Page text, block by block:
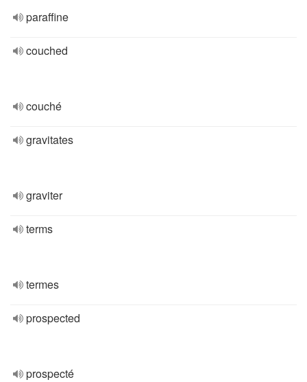
paraffine
couched
couché
gravitates
graviter
terms
termes
prospected
prospecté